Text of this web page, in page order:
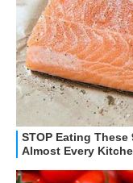
HOW TO